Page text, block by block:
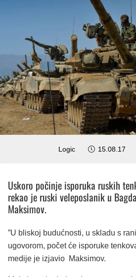
Logic 15.08.17
Uskoro počinje isporuka ruskih
rekao je ruski veleposlanik u
Maksimov.
”U bliskoj budućnosti, u skladu s
ugovorom, počet će isporuke
medije je izjavio Maksimov.